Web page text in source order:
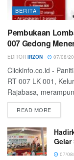
BERITA
Pembukaan
007 Gedong
EDITOR IRZON 07/08/
Clickinfo.co.id -
RT 007 LK 001,
Rajabasa,
READ MORE
Gelar
07/